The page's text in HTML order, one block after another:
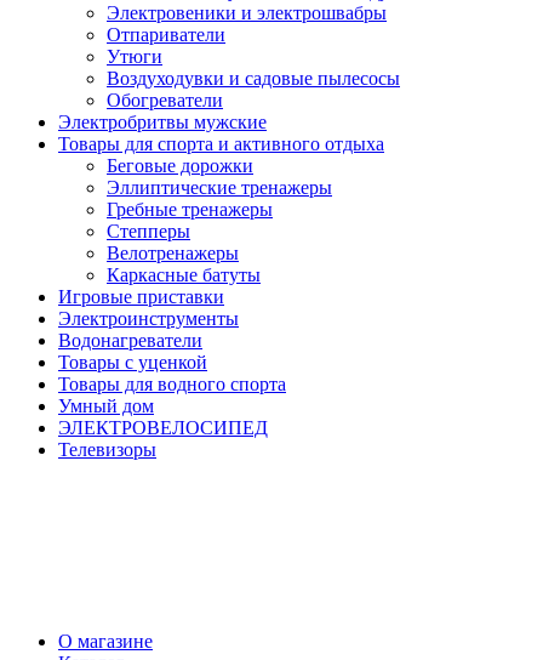
Электровеники и электрошвабры
Отпариватели
Утюги
Воздуходувки и садовые пылесосы
Обогреватели
Электробритвы мужские
Товары для спорта и активного отдыха
Беговые дорожки
Эллиптические тренажеры
Гребные тренажеры
Степперы
Велотренажеры
Каркасные батуты
Игровые приставки
Электроинструменты
Водонагреватели
Товары с уценкой
Товары для водного спорта
Умный дом
ЭЛЕКТРОВЕЛОСИПЕД
Телевизоры
О магазине